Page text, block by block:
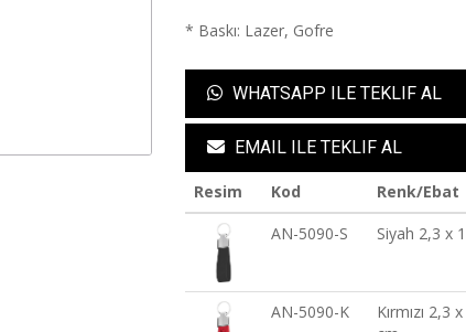
* Baskı: Lazer, Gofre
WHATSAPP ILE TEKLIF AL
EMAIL ILE TEKLIF AL
Resim Kod Renk/Ebat
AN-5090-S
Siyah 2,3 x
AN-5090-K
Kırmızı 2,3